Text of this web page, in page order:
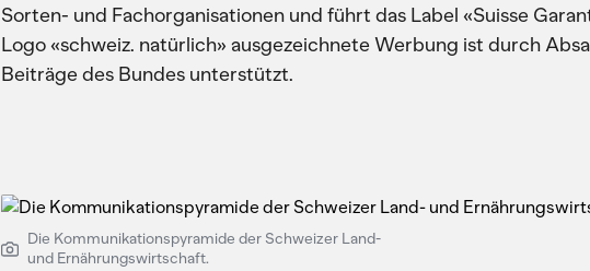
Sorten- und Fachorganisationen und führt das Label «Suisse
Logo «schweiz. natürlich» ausgezeichnete Werbung ist durch
Beiträge des Bundes unterstützt.
Die Kommunikationspyramide der Schweizer Land-
und Ernährungswirtschaft.